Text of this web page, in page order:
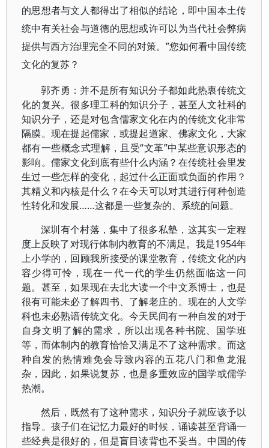
的思想者与文人都得出了相似的结论，即中国本土传
统中有关社会与道德的思想或许可以为当代社会弊病
提供与西方治理完全不同的对策。”您如何看中国传统
文化的复苏？
郭齐勇：并不是所有知识分子都如此热衷传统文
化的复兴。很多理工科的知识分子，甚至人文社科的
知识分子，还是对包含儒家文化在内的传统文化非常
隔膜。现在提起儒家，或提起道家、佛家文化，大家
都有一些概念式理解，且受“文革”中某些意识形态的
影响。儒家文化到底有些什么内涵？在传统社会里发
生过一些怎样的变化，起过什么正面或负面的作用？
其精义和内核是什么？在今天可以对其进行何种创造
性转化和发展……这都是一些复杂的、系统的问题。
深圳有个村落，集中了很多私塾，这其实一定程
度上反映了对现行体制内教育的不满足。我是1954年
上小学的，回顾我所接受的课堂教育，传统文化的内
容少得可怜，现在一代一代的学生仍然面临这一问
题。甚至，如果现在去北大读一个中文系博士，也是
很有可能未必了解四书、了解老庄的。现在的人文学
科也未必熟谙传统文化。今天民间有一种自发的对于
自身文明了解的需求，所以出现各种书院、国学班
等，而体制内的教育恰恰又满足不了这种需求。而这
种自发的热情难免会导致内容的五花八门和鱼龙混
杂，因此，如果说复苏，也是多重效应的国学或儒学
热潮。
然后，既然有了这种需求，知识分子就应该予以
指导。孩子们在记忆力最好的时候，诵读甚至背诵一
些经典是很好的，但是盲目读背也不妥当。中国的传